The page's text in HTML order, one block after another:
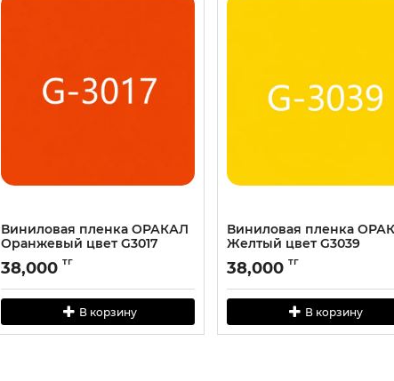
Виниловая пленка ОРАКАЛ
Оранжевый цвет G3017
38,000 тг
В корзину
Виниловая пленка
Желтый цвет G3039
38,000 тг
В корзину